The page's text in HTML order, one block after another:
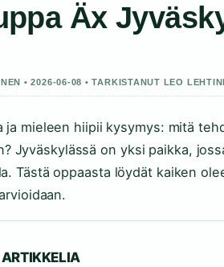
Äx
• 2026-06-08 • TARKISTANUT LEO
ja mieleen hiipii kysymys: mitä
Jyväskylässä on yksi paikka,
Tästä oppaasta löydät kaiken